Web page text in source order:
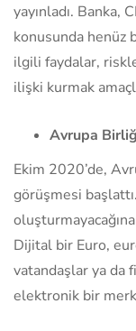
yayınladı. Banka,
konusunda henüz
ilgili faydalar,
ilişki kurmak
Avrupa
Ekim 2020’de,
görüşmesi
Dijital bir Euro,
vatandaşlar ya da
elektronik bir